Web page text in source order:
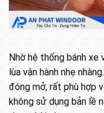
Nhờ hệ thống bánh
lùa vận hành nhẹ
đóng mở, rất phù hợp
không sử dụng bản lề